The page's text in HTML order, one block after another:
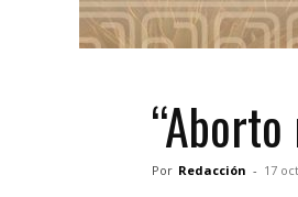
Por Redacción - 17